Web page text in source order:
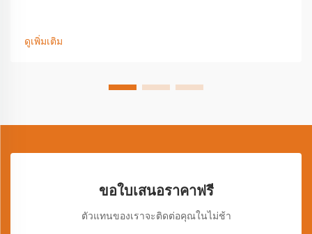
ดูเพิ่มเติม
ขอใบเสนอราคาฟรี
ตัวแทนของเราจะติดต่อคุณในไม่ช้า